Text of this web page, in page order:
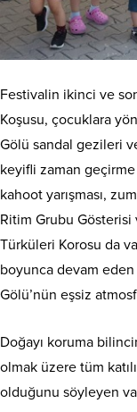
Festivalin ikinci ve
Koşusu, çocuklara
Gölü sandal gezileri
keyifli zaman
kahoot yarışması,
Ritim Grubu
Türküleri Korosu da
boyunca devam
Gölü’nün eşsiz
Doğayı koruma
olmak üzere tüm
olduğunu söyleyen